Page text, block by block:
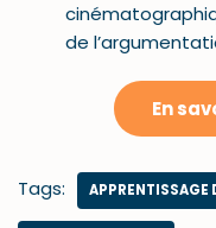
de
En
Tags: APPRENTISSAGE